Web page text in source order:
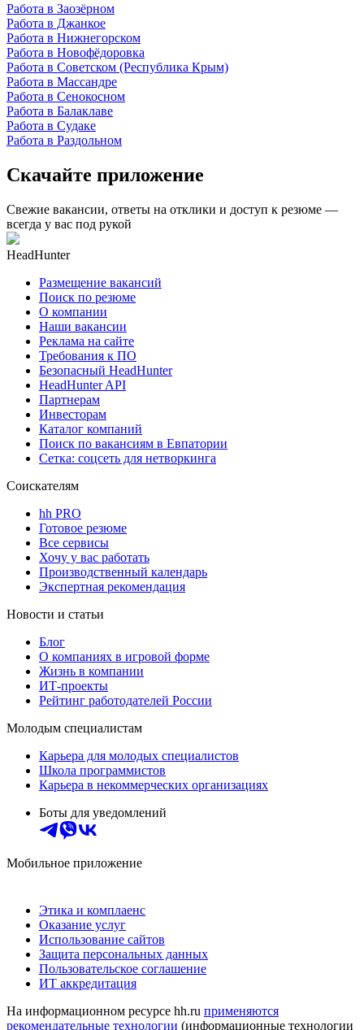
Работа в Заозёрном
Работа в Джанкое
Работа в Нижнегорском
Работа в Новофёдоровка
Работа в Советском (Республика Крым)
Работа в Массандре
Работа в Сенокосном
Работа в Балаклаве
Работа в Судаке
Работа в Раздольном
Скачайте приложение
Свежие вакансии, ответы на отклики и доступ к резюме —
всегда у вас под рукой
HeadHunter
Размещение вакансий
Поиск по резюме
О компании
Наши вакансии
Реклама на сайте
Требования к ПО
Безопасный HeadHunter
HeadHunter API
Партнерам
Инвесторам
Каталог компаний
Поиск по вакансиям в Евпатории
Сетка: соцсеть для нетворкинга
Соискателям
hh PRO
Готовое резюме
Все сервисы
Хочу у вас работать
Производственный календарь
Экспертная рекомендация
Новости и статьи
Блог
О компаниях в игровой форме
Жизнь в компании
ИТ-проекты
Рейтинг работодателей России
Молодым специалистам
Карьера для молодых специалистов
Школа программистов
Карьера в некоммерческих организациях
Боты для уведомлений
Мобильное приложение
Этика и комплаенс
Оказание услуг
Использование сайтов
Защита персональных данных
Пользовательское соглашение
ИТ аккредитация
На информационном ресурсе hh.ru применяются
рекомендательные технологии (информационные технологии